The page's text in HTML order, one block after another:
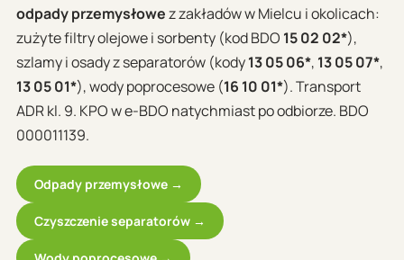
odpady przemysłowez zakładów w Mielcu i okolicach:
zużyte filtry olejowe i sorbenty (kod BDO 15 02 02*),
szlamy i osady z separatorów (kody13 05 06*, 13 05 07*,
13 05 01*), wody poprocesowe (16 10 01*). Transport
ADR kl. 9. KPO w e-BDO natychmiast po odbiorze. BDO
000011139.
Odpady przemysłowe →
Czyszczenie separatorów →